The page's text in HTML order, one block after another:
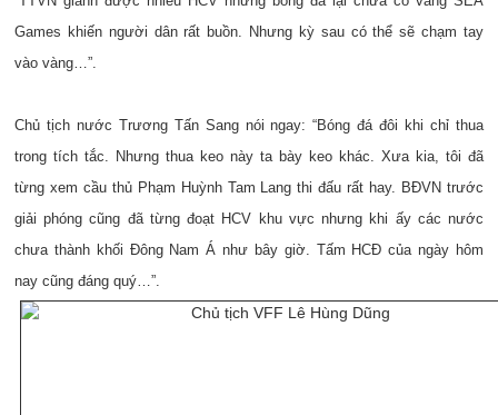
Games khiến người dân rất buồn. Nhưng kỳ sau có thể sẽ chạm tay
vào vàng…”.
Chủ tịch nước Trương Tấn Sang nói ngay: “Bóng đá đôi khi chỉ thua
trong tích tắc. Nhưng thua keo này ta bày keo khác. Xưa kia, tôi đã
từng xem cầu thủ Phạm Huỳnh Tam Lang thi đấu rất hay. BĐVN trước
giải phóng cũng đã từng đoạt HCV khu vực nhưng khi ấy các nước
chưa thành khối Đông Nam Á như bây giờ. Tấm HCĐ của ngày hôm
nay cũng đáng quý…”.